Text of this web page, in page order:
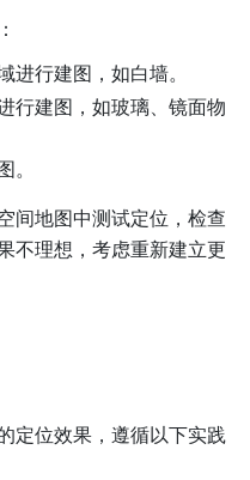
行建图，如白墙。
行建图，如玻璃、镜面物
间地图中测试定位，检查
不理想，考虑重新建立更
定位效果，遵循以下实践